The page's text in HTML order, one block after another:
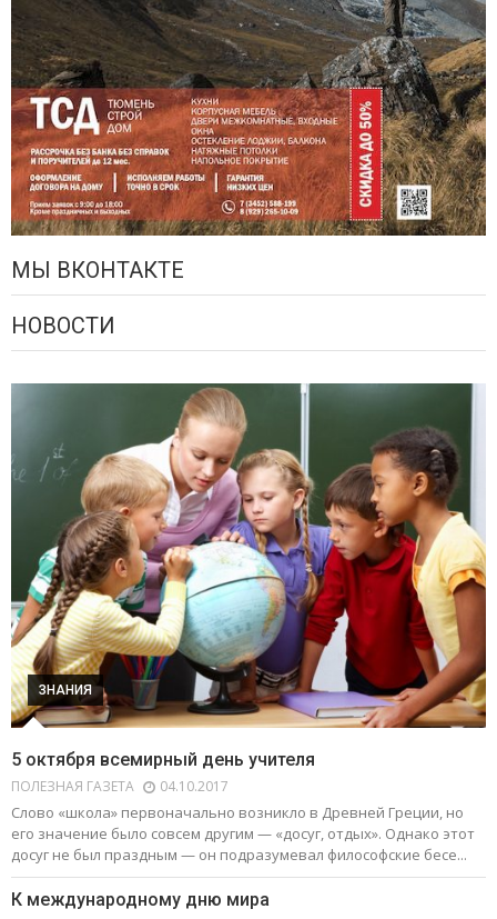
МЫ ВКОНТАКТЕ
НОВОСТИ
ЗНАНИЯ
5 октября всемирный день учителя
ПОЛЕЗНАЯ ГАЗЕТА 04.10.2017
Слово «школа» первоначально возникло в Древней Греции, но
его значение было совсем другим — «досуг, отдых». Однако этот
досуг не был праздным — он подразумевал философские бесе...
К международному дню мира